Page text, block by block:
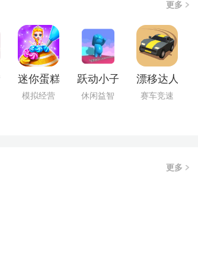
更多
安装包
迷你蛋糕达人原版
模拟经营
跃动小子正版
休闲益智
漂移达人游
赛车竞速
更多